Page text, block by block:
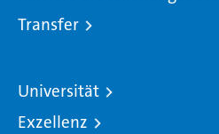
Transfer
Universität
Exzellenz